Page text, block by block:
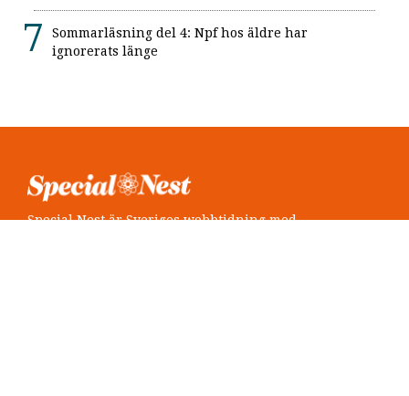
Sommarläsning del 4: Npf hos äldre har
ignorerats länge
Special Nest är Sveriges webbtidning med